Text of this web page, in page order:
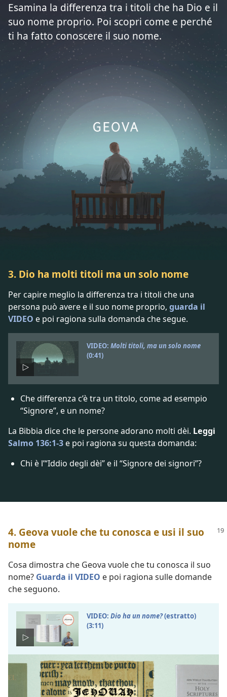
Esamina la differenza tra i titoli che ha Dio e il
suo nome proprio. Poi scopri come e perché
ti ha fatto conoscere il suo nome.
3. Dio ha molti titoli ma un solo nome
Per capire meglio la differenza tra i titoli che una
persona può avere e il suo nome proprio, guarda il
VIDEO e poi ragiona sulla domanda che segue.
VIDEO: Molti titoli, ma un solo nome
(0:41)
Che differenza c’è tra un titolo, come ad esempio
“Signore”, e un nome?
La Bibbia dice che le persone adorano molti dèi. Leggi
Salmo 136:1-3 e poi ragiona su questa domanda:
Chi è l’“Iddio degli dèi” e il “Signore dei signori”?
4. Geova vuole che tu conosca e usi il suo
nome
Cosa dimostra che Geova vuole che tu conosca il suo
nome? Guarda il VIDEO e poi ragiona sulle domande
che seguono.
VIDEO: Dio ha un nome?(estratto)
(3:11)